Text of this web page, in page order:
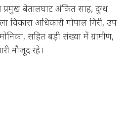
प्रमुख बेतालघाट अंकित साह, दुग्ध
विकास अधिकारी गोपाल गिरी, उप
सहित बड़ी संख्या में ग्रामीण,
मौजूद रहे।